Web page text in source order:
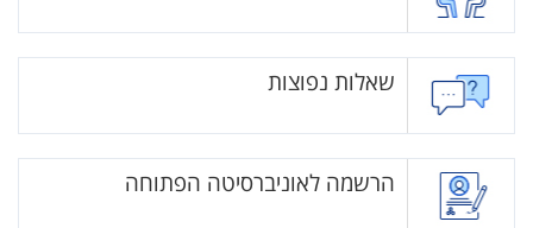
שאלות נפוצות
הרשמה לאוניברסיטה הפתוחה